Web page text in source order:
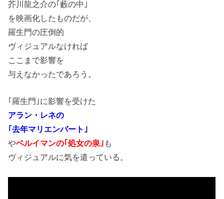
芥川龍之介の｢藪の中｣
を映画化したものだが、
羅生門の圧倒的
ヴィジュアルなければ
ここまで影響を
与えなかったであろう。
｢羅生門｣に影響を受けた
アラン・レネの
｢去年マリエンバート｣
やベルイマンの｢処女の泉｣ も
ヴィジュアルに気を遣っている。